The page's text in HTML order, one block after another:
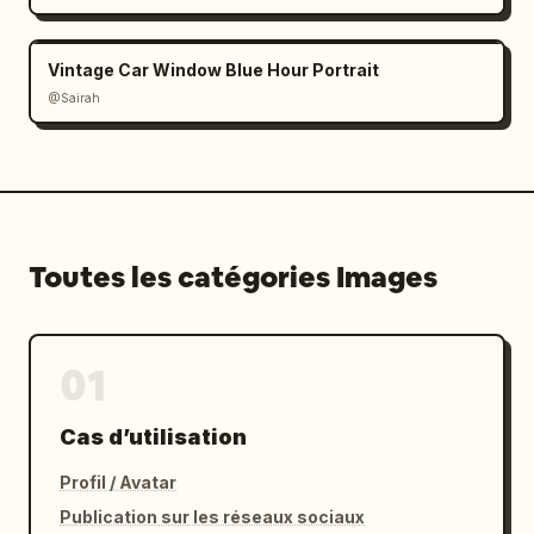
Vintage Car Window Blue Hour Portrait
@Sairah
Toutes les catégories Images
Cas d’utilisation
Profil / Avatar
Publication sur les réseaux sociaux